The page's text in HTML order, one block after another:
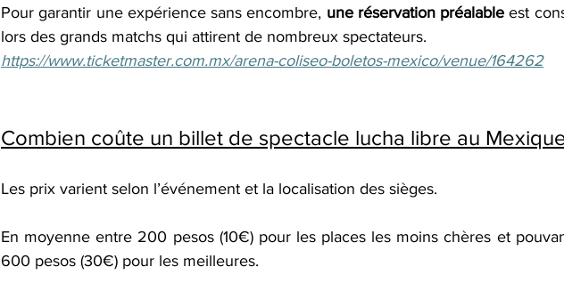
Pour garantir une expérience sans encombre, une réservation préalable est
lors des grands matchs qui attirent de nombreux spectateurs.
https://www.ticketmaster.com.mx/arena-coliseo-boletos-mexico/venue/164262
Combien coûte un billet de spectacle lucha libre au
Les prix varient selon l’événement et la localisation des sièges.
En moyenne entre 200 pesos (10€) pour les places les moins chères et
600 pesos (30€) pour les meilleures.